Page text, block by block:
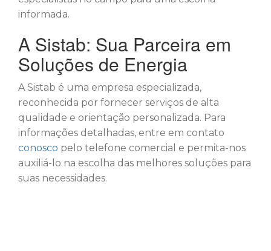
informada.
A Sistab: Sua Parceira em
Soluções de Energia
A Sistab é uma empresa especializada,
reconhecida por fornecer serviços de alta
qualidade e orientação personalizada. Para
informações detalhadas, entre em contato
conosco pelo telefone comercial e permita-nos
auxiliá-lo na escolha das melhores soluções para
suas necessidades.